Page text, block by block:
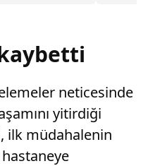
neticesinde
yitirdiği
ilk müdahalenin